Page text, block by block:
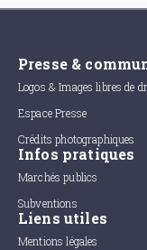
Presse &
Logos & Images libres de
Espace Presse
Crédits photographiques
Infos pratiques
Marchés publics
Subventions
Liens utiles
Mentions légales